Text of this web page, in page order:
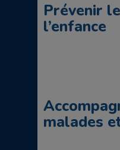
Prévenir
l’enfance
malades